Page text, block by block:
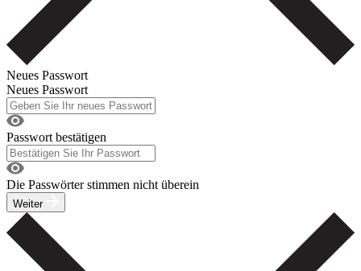
Neues Passwort
Neues Passwort
Passwort bestätigen
Die Passwörter stimmen nicht überein
Weiter